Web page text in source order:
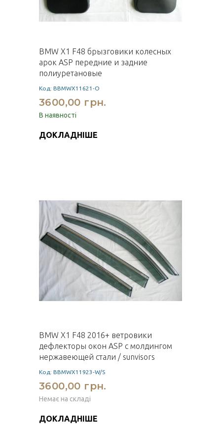
BMW X1 F48 брызговики колесных
арок ASP передние и задние
полиуретановые
Код: BBMWX11621-O
3600,00 грн.
В наявності
ДОКЛАДНІШЕ
BMW X1 F48 2016+ ветровики
дефлекторы окон ASP с молдингом
нержавеющей стали / sunvisors
Код: BBMWX11923-W/S
3600,00 грн.
Немає на складі
ДОКЛАДНІШЕ